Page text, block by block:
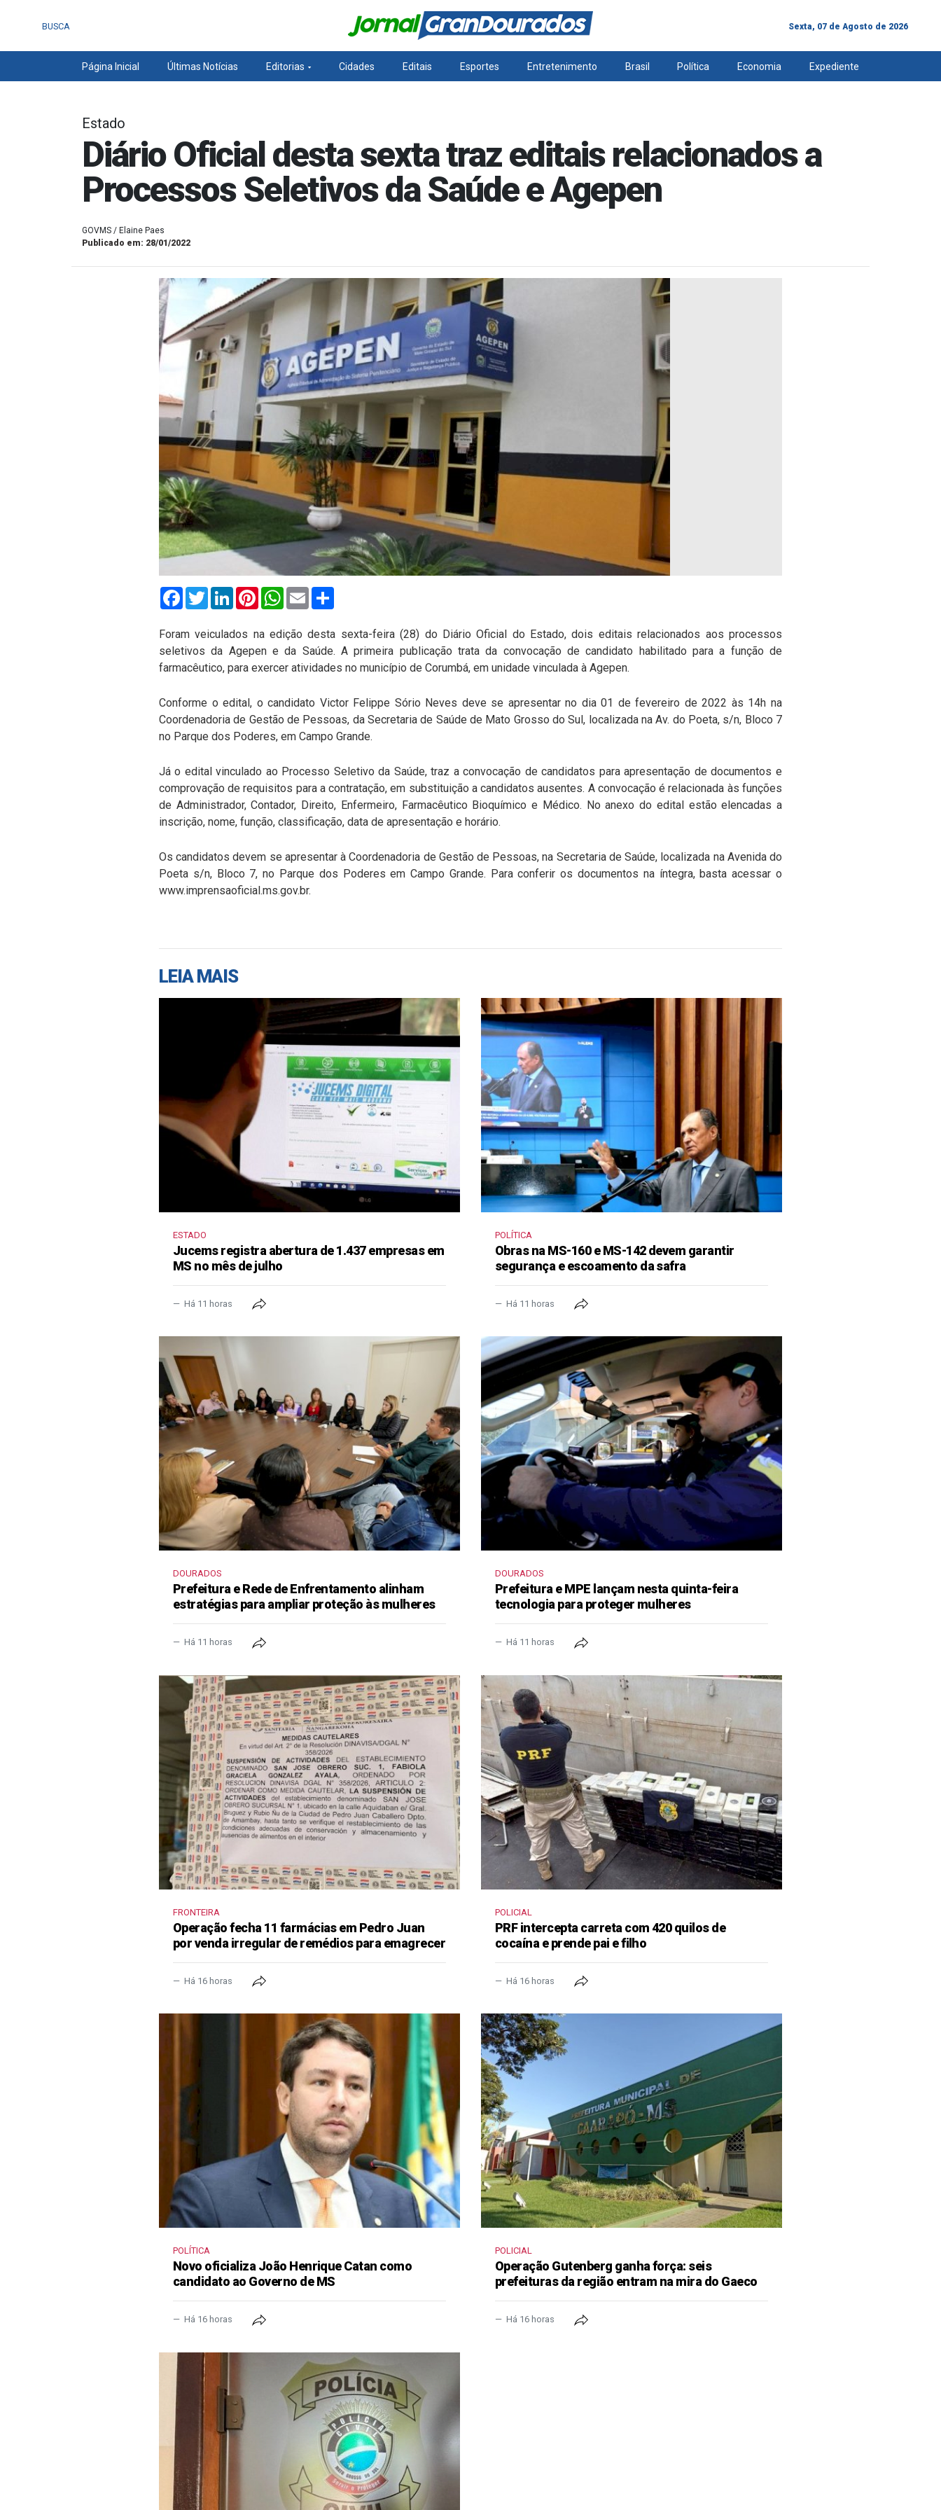
BUSCA Sexta, 07 de Agosto de 2026
Página Inicial Últimas Notícias Editorias Cidades Editais Esportes Entretenimento Brasil Política Economia Expediente
Estado
Diário Oficial desta sexta traz editais relacionados a
Processos Seletivos da Saúde e Agepen
GOVMS / Elaine Paes
Publicado em: 28/01/2022
FacebookTwitterLinkedInPinterestWhatsApp
Email
Foram veiculados na edição desta sexta-feira (28) do Diário Oficial do Estado, dois editais relacionados aos processos
seletivos da Agepen e da Saúde. A primeira publicação trata da convocação de candidato habilitado para a função de
farmacêutico, para exercer atividades no município de Corumbá, em unidade vinculada à Agepen.
Conforme o edital, o candidato Victor Felippe Sório Neves deve se apresentar no dia 01 de fevereiro de 2022 às 14h na
Coordenadoria de Gestão de Pessoas, da Secretaria de Saúde de Mato Grosso do Sul, localizada na Av. do Poeta, s/n, Bloco 7
no Parque dos Poderes, em Campo Grande.
Já o edital vinculado ao Processo Seletivo da Saúde, traz a convocação de candidatos para apresentação de documentos e
comprovação de requisitos para a contratação, em substituição a candidatos ausentes. A convocação é relacionada às funções
de Administrador, Contador, Direito, Enfermeiro, Farmacêutico Bioquímico e Médico. No anexo do edital estão elencadas a
inscrição, nome, função, classificação, data de apresentação e horário.
Os candidatos devem se apresentar à Coordenadoria de Gestão de Pessoas, na Secretaria de Saúde, localizada na Avenida do
Poeta s/n, Bloco 7, no Parque dos Poderes em Campo Grande. Para conferir os documentos na íntegra, basta acessar o
www.imprensaoficial.ms.gov.br.
LEIA MAIS
ESTADO
Jucems registra abertura de 1.437 empresas em
MS no mês de julho
Há 11 horas
POLÍTICA
Obras na MS-160 e MS-142 devem garantir
segurança e escoamento da safra
Há 11 horas
DOURADOS
Prefeitura e Rede de Enfrentamento alinham
estratégias para ampliar proteção às mulheres
Há 11 horas
DOURADOS
Prefeitura e MPE lançam nesta quinta-feira
tecnologia para proteger mulheres
Há 11 horas
FRONTEIRA
Operação fecha 11 farmácias em Pedro Juan
por venda irregular de remédios para emagrecer
Há 16 horas
POLICIAL
PRF intercepta carreta com 420 quilos de
cocaína e prende pai e filho
Há 16 horas
POLÍTICA
Novo oficializa João Henrique Catan como
candidato ao Governo de MS
Há 16 horas
POLICIAL
Operação Gutenberg ganha força: seis
prefeituras da região entram na mira do Gaeco
Há 16 horas